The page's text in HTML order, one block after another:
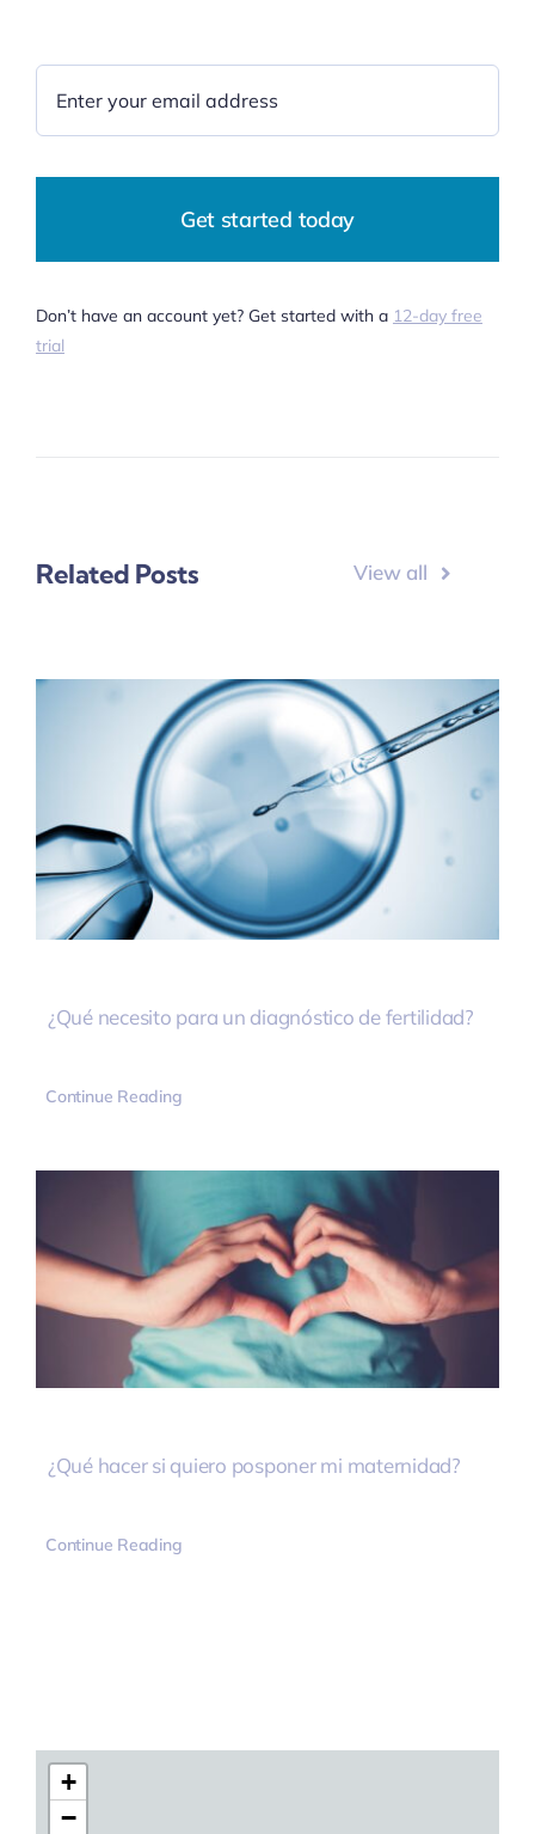
Get started today
Don’t have an account yet? Get started with a 12-day free
trial
Related Posts View all
¿Qué necesito para un diagnóstico de fertilidad?
Continue Reading
¿Qué hacer si quiero posponer mi maternidad?
Continue Reading
+
−